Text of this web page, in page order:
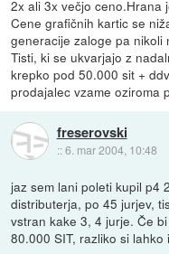
2x ali 3x večjo ceno.Hrana
Cene grafičnih kartic se
generacije zaloge pa nikoli
Tisti, ki se ukvarjajo z
krepko pod 50.000 sit +
prodajalec vzame oziroma
freserovski
::6. mar 2004, 10:48
jaz sem lani poleti kupil p4
distributerja, po 45 jurjev,
vstran kake 3, 4 jurje. Če
80.000 SIT, razliko si lahko